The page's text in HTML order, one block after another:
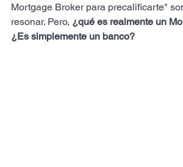
Mortgage Broker para precalificarte"
resonar. Pero, ¿qué es realmente un
¿Es simplemente un banco?